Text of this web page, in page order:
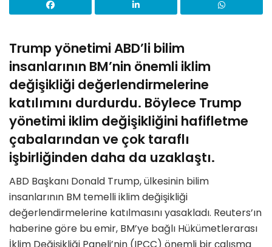
Trump yönetimi ABD’li bilim
insanlarının BM’nin önemli iklim
değişikliği değerlendirmelerine
katılımını durdurdu. Böylece Trump
yönetimi iklim değişikliğini hafifletme
çabalarından ve çok taraflı
işbirliğinden daha da uzaklaştı.
ABD Başkanı Donald Trump, ülkesinin bilim
insanlarının BM temelli iklim değişikliği
değerlendirmelerine katılmasını yasakladı. Reuters’ın
haberine göre bu emir, BM’ye bağlı Hükümetlerarası